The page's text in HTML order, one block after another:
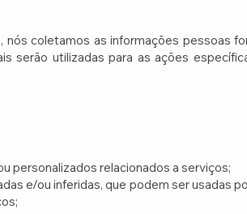
coletamos as informações pessoas
serão utilizadas para as ações
personalizados relacionados a serviços;
e/ou inferidas, que podem ser usadas